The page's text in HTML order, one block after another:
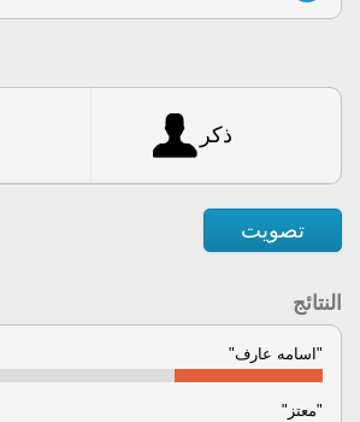
ذكر
تصويت
النتائج
"اسامه عارف"
"معتز"